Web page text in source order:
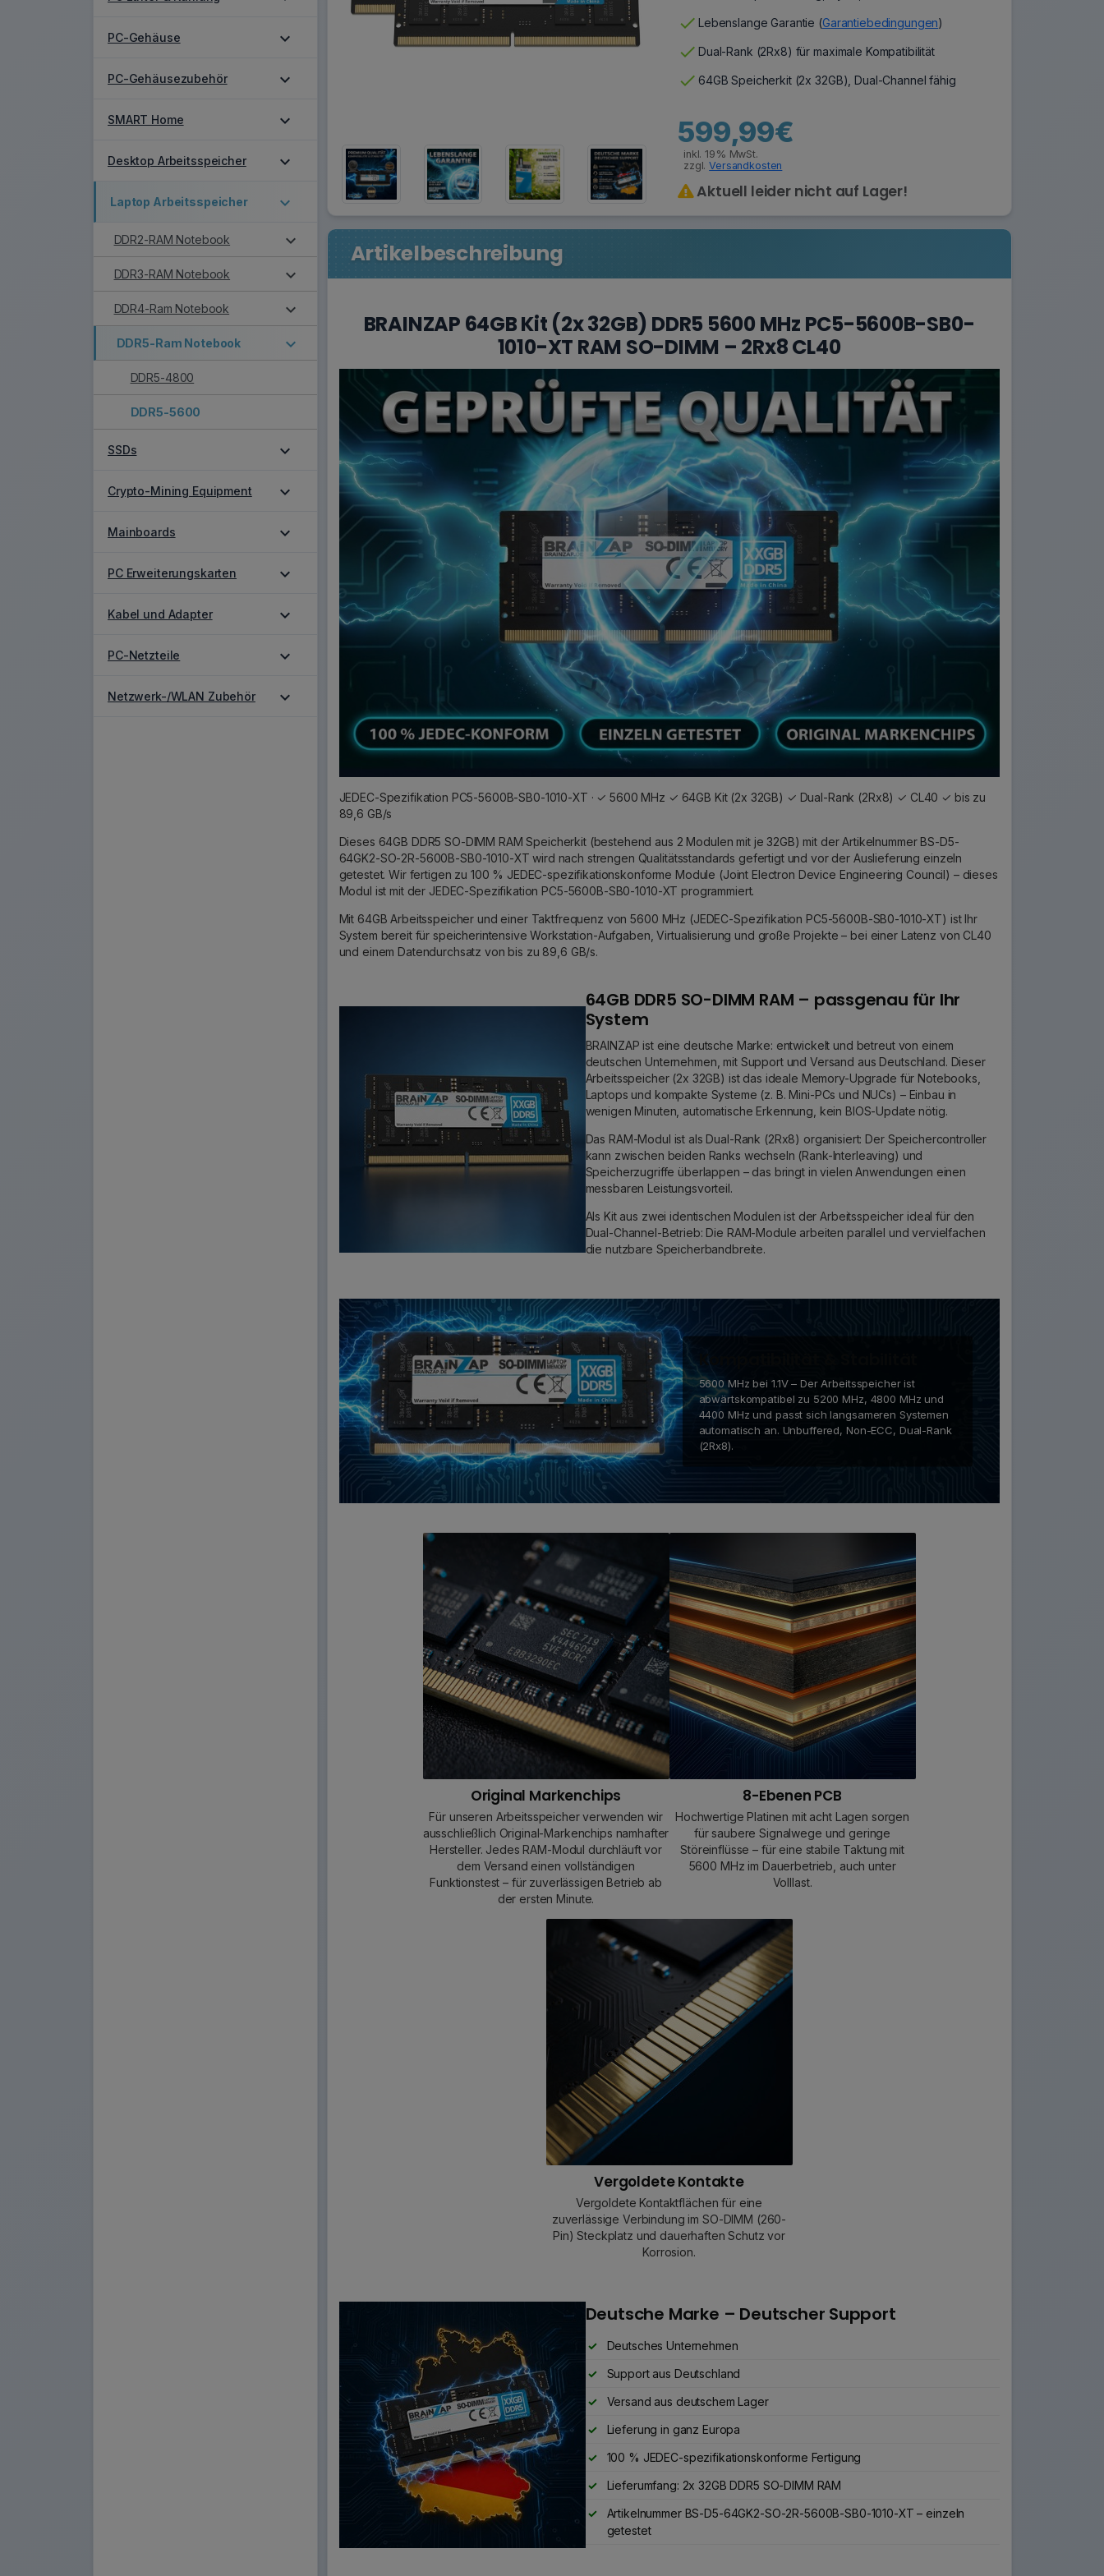
PC-Gehäuse expand_more
PC-Gehäusezubehör expand_more
SMART Home expand_more
Desktop Arbeitsspeicher expand_more
Laptop Arbeitsspeicher expand_more
DDR2-RAM Notebook expand_more
DDR3-RAM Notebook expand_more
DDR4-Ram Notebook expand_more
DDR5-Ram Notebook expand_more
DDR5-4800
DDR5-5600
SSDs expand_more
Crypto-Mining Equipment expand_more
Mainboards expand_more
PC Erweiterungskarten expand_more
Kabel und Adapter expand_more
PC-Netzteile expand_more
Netzwerk-/WLAN Zubehör expand_more
check Lebenslange Garantie (Garantiebedingungen)
check Dual-Rank (2Rx8) für maximale Kompatibilität
check 64GB Speicherkit (2x 32GB), Dual-Channel fähig
599,99€
inkl. 19% MwSt.
zzgl.Versandkosten
Aktuell leider nicht auf Lager!
Artikelbeschreibung
BRAINZAP 64GB Kit (2x 32GB) DDR5 5600 MHz PC5-5600B-SB0-
1010-XT RAM SO-DIMM – 2Rx8 CL40
JEDEC-Spezifikation PC5-5600B-SB0-1010-XT · ✓ 5600 MHz ✓ 64GB Kit (2x 32GB) ✓ Dual-Rank (2Rx8) ✓ CL40 ✓ bis zu
89,6 GB/s
Dieses 64GB DDR5 SO-DIMM RAM Speicherkit (bestehend aus 2 Modulen mit je 32GB) mit der Artikelnummer BS-D5-
64GK2-SO-2R-5600B-SB0-1010-XT wird nach strengen Qualitätsstandards gefertigt und vor der Auslieferung einzeln
getestet. Wir fertigen zu 100 % JEDEC-spezifikationskonforme Module (Joint Electron Device Engineering Council) – dieses
Modul ist mit der JEDEC-Spezifikation PC5-5600B-SB0-1010-XT programmiert.
Mit 64GB Arbeitsspeicher und einer Taktfrequenz von 5600 MHz (JEDEC-Spezifikation PC5-5600B-SB0-1010-XT) ist Ihr
System bereit für speicherintensive Workstation-Aufgaben, Virtualisierung und große Projekte – bei einer Latenz von CL40
und einem Datendurchsatz von bis zu 89,6 GB/s.
64GB DDR5 SO-DIMM RAM – passgenau für Ihr
System
BRAINZAP ist eine deutsche Marke: entwickelt und betreut von einem
deutschen Unternehmen, mit Support und Versand aus Deutschland. Dieser
Arbeitsspeicher (2x 32GB) ist das ideale Memory-Upgrade für Notebooks,
Laptops und kompakte Systeme (z. B. Mini-PCs und NUCs) – Einbau in
wenigen Minuten, automatische Erkennung, kein BIOS-Update nötig.
Das RAM-Modul ist als Dual-Rank (2Rx8) organisiert: Der Speichercontroller
kann zwischen beiden Ranks wechseln (Rank-Interleaving) und
Speicherzugriffe überlappen – das bringt in vielen Anwendungen einen
messbaren Leistungsvorteil.
Als Kit aus zwei identischen Modulen ist der Arbeitsspeicher ideal für den
Dual-Channel-Betrieb: Die RAM-Module arbeiten parallel und vervielfachen
die nutzbare Speicherbandbreite.
Kompatibilität & Stabilität
5600 MHz bei 1.1V – Der Arbeitsspeicher ist
abwärtskompatibel zu 5200 MHz, 4800 MHz und
4400 MHz und passt sich langsameren Systemen
automatisch an. Unbuffered, Non-ECC, Dual-Rank
(2Rx8).
Original Markenchips
Für unseren Arbeitsspeicher verwenden wir
ausschließlich Original-Markenchips namhafter
Hersteller. Jedes RAM-Modul durchläuft vor
dem Versand einen vollständigen
Funktionstest – für zuverlässigen Betrieb ab
der ersten Minute.
8-Ebenen PCB
Hochwertige Platinen mit acht Lagen sorgen
für saubere Signalwege und geringe
Störeinflüsse – für eine stabile Taktung mit
5600 MHz im Dauerbetrieb, auch unter
Volllast.
Vergoldete Kontakte
Vergoldete Kontaktflächen für eine
zuverlässige Verbindung im SO-DIMM (260-
Pin) Steckplatz und dauerhaften Schutz vor
Korrosion.
Deutsche Marke – Deutscher Support
Deutsches Unternehmen
Support aus Deutschland
Versand aus deutschem Lager
Lieferung in ganz Europa
100 % JEDEC-spezifikationskonforme Fertigung
Lieferumfang: 2x 32GB DDR5 SO-DIMM RAM
Artikelnummer BS-D5-64GK2-SO-2R-5600B-SB0-1010-XT – einzeln
getestet